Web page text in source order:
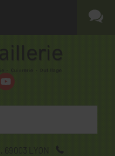
69003
LYON